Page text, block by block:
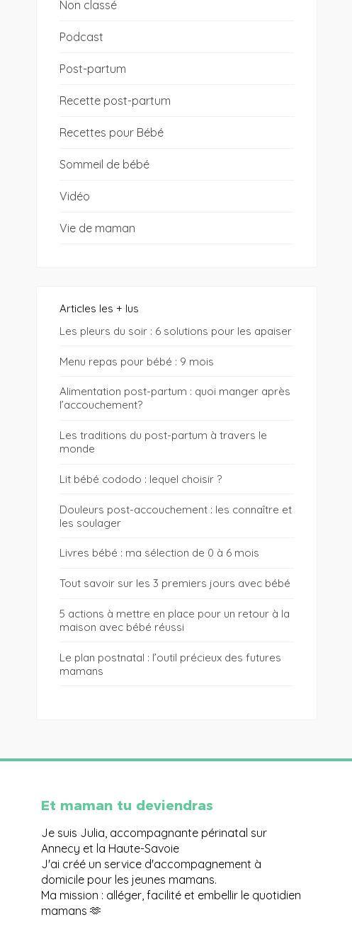
Non classé
Podcast
Post-partum
Recette post-partum
Recettes pour Bébé
Sommeil de bébé
Vidéo
Vie de maman
Articles les + lus
Les pleurs du soir : 6 solutions pour les apaiser
Menu repas pour bébé : 9 mois
Alimentation post-partum : quoi manger après
l’accouchement?
Les traditions du post-partum à travers le
monde
Lit bébé cododo : lequel choisir ?
Douleurs post-accouchement : les connaître et
les soulager
Livres bébé : ma sélection de 0 à 6 mois
Tout savoir sur les 3 premiers jours avec bébé
5 actions à mettre en place pour un retour à la
maison avec bébé réussi
Le plan postnatal : l’outil précieux des futures
mamans
Et maman tu deviendras
Je suis Julia, accompagnante périnatal sur
Annecy et la Haute-Savoie
J'ai créé un service d'accompagnement à
domicile pour les jeunes mamans.
Ma mission : alléger, facilité et embellir le quotidien
mamans 🫶